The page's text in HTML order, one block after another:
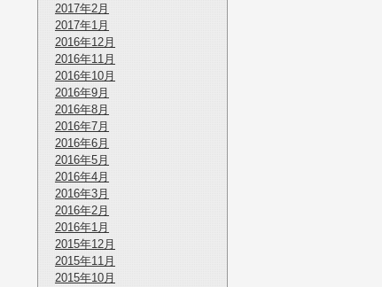
2017年2月
2017年1月
2016年12月
2016年11月
2016年10月
2016年9月
2016年8月
2016年7月
2016年6月
2016年5月
2016年4月
2016年3月
2016年2月
2016年1月
2015年12月
2015年11月
2015年10月